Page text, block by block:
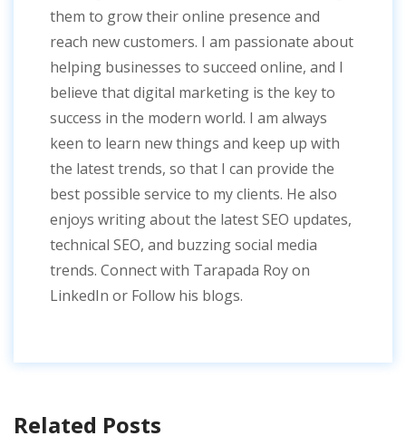
them to grow their online presence and
reach new customers. I am passionate about
helping businesses to succeed online, and I
believe that digital marketing is the key to
success in the modern world. I am always
keen to learn new things and keep up with
the latest trends, so that I can provide the
best possible service to my clients. He also
enjoys writing about the latest SEO updates,
technical SEO, and buzzing social media
trends. Connect with Tarapada Roy on
LinkedIn or Follow his blogs.
Related Posts